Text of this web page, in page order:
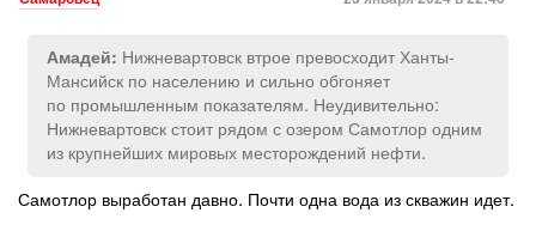
Амадей: Нижневартовск втрое превосходит Ханты-
Мансийск по населению и сильно обгоняет
по промышленным показателям. Неудивительно:
Нижневартовск стоит рядом с озером Самотлор одним
из крупнейших мировых месторождений нефти.
Самотлор выработан давно. Почти одна вода из скважин идет.